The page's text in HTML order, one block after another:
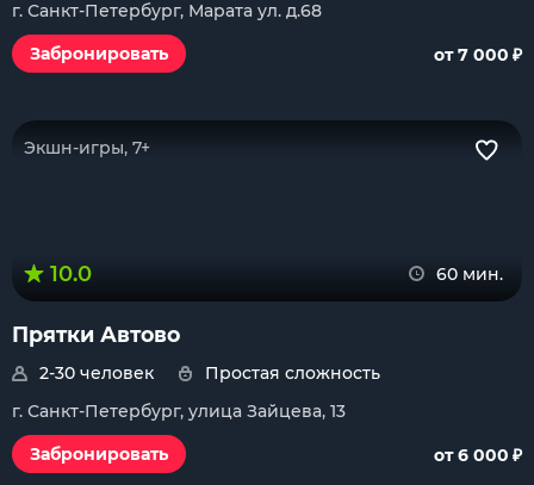
г. Санкт-Петербург, Марата ул. д.68
Забронировать
от 7 000 ₽
Экшн-игры, 7+
10.0 60 мин.
Прятки Автово
2-30 человек
Простая сложность
г. Санкт-Петербург, улица Зайцева, 13
Забронировать
от 6 000 ₽